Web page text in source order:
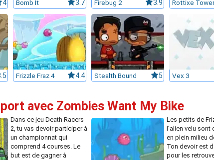
4 Bomb It 3.7 Firebug 2 3.9 Rottixe
Frizzle Fraz 4 4.4 Stealth Bound 5 Vex 3
avec Zombies Want My Bike
Dans ce jeu Death Racers
2, tu vas devoir participer à
un championnat qui
comprend 4 courses. Le
but est de gagner à
Les petits de
l’alien velu
en plein milieu
Ton devoir est
pour les